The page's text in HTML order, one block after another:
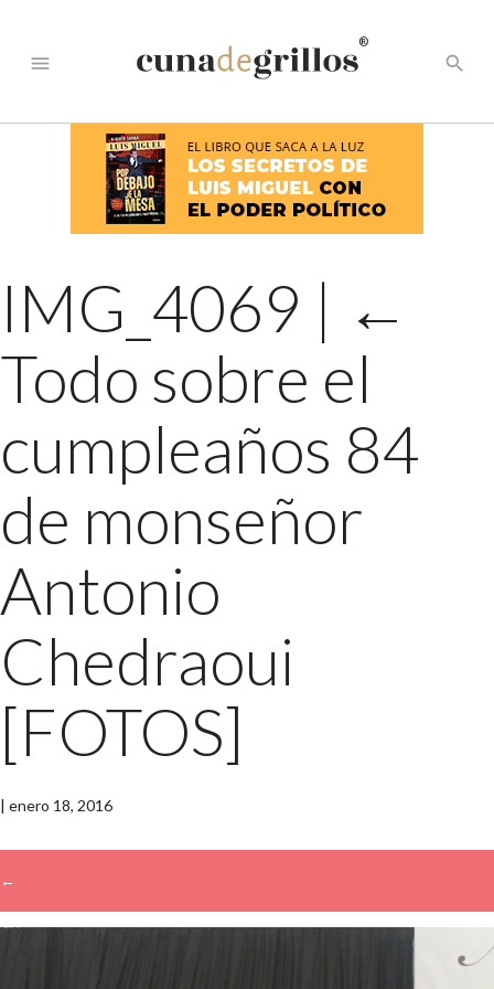
menu
®
search
IMG_4069 | ←
Todo sobre el
cumpleaños 84
de monseñor
Antonio
Chedraoui
[FOTOS]
| enero 18, 2016
←